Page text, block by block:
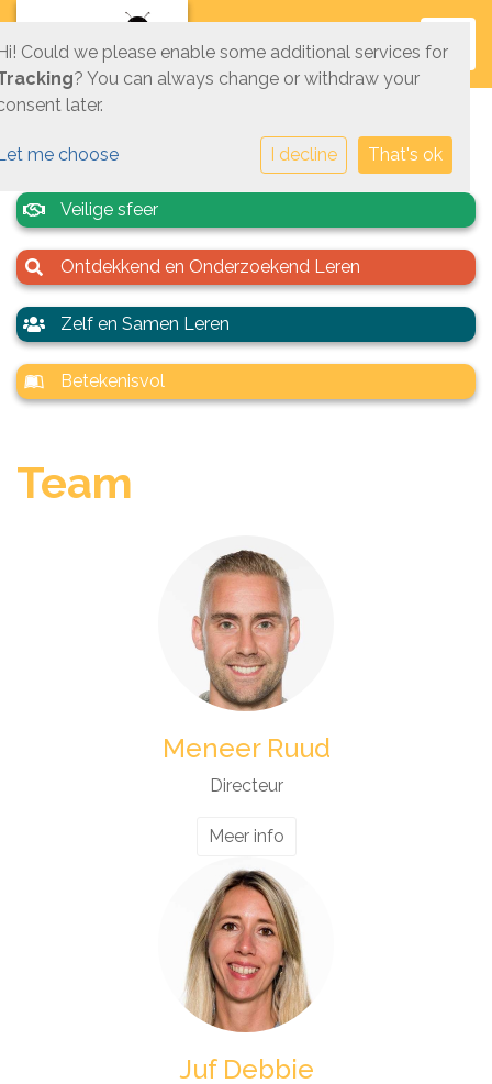
Veilige sfeer
Ontdekkend en Onderzoekend Leren
Zelf en Samen Leren
Betekenisvol
Team
Meneer Ruud
Directeur
Meer info
Juf Debbie
Could we please enable some additional services for
? You can always change or withdraw your
later.
me choose I decline That's ok